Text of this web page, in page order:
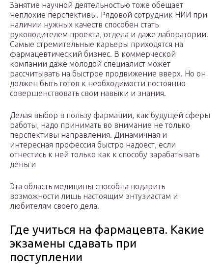
Занятие научной деятельностью тоже обещает
неплохие перспективы. Рядовой сотрудник НИИ при
наличии нужных качеств способен стать
руководителем проекта, отдела и даже лаборатории.
Самые стремительные карьеры приходятся на
фармацевтический бизнес. В коммерческой
компании даже молодой специалист может
рассчитывать на быстрое продвижение вверх. Но он
должен быть готов к необходимости постоянно
совершенствовать свои навыки и знания.
Делая выбор в пользу фармации, как будущей сферы
работы, надо принимать во внимание не только
перспективы направления. Динамичная и
интересная профессия быстро надоест, если
отнестись к ней только как к способу зарабатывать
деньги
Эта область медицины способна подарить
возможности лишь настоящим энтузиастам и
любителям своего дела.
Где учиться на фармацевта. Какие
экзамены сдавать при
поступлении